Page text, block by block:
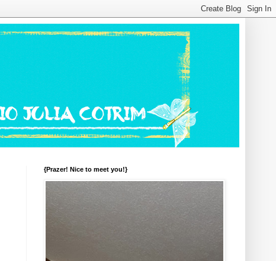
{Prazer! Nice to meet you!}